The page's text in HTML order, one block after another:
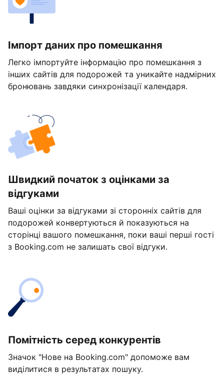
Імпорт даних про помешкання
Легко імпортуйте інформацію про помешкання з
інших сайтів для подорожей та уникайте надмірних
бронювань завдяки синхронізації календаря.
Швидкий початок з оцінками за
відгуками
Ваші оцінки за відгуками зі сторонніх сайтів для
подорожей конвертуються й показуються на
сторінці вашого помешкання, поки ваші перші гості
з Booking.com не залишать свої відгуки.
Помітність серед конкурентів
Значок "Нове на Booking.com" допоможе вам
виділитися в результатах пошуку.